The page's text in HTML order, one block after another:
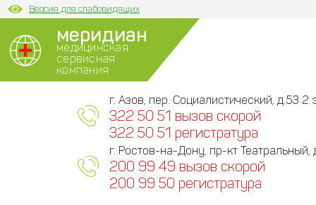
Версия для слабовидящих
меридиан
медицинская
сервисная
компания
г. Азов, пер. Социалистический, д.53 2
322 50 51 вызов скорой
322 50 51 регистратура
г. Ростов-на-Дону, пр-кт Театральный,
200 99 49 вызов скорой
200 99 50 регистратура